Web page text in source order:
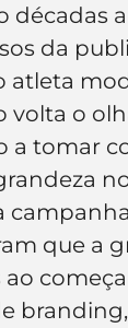
Embalagens
décadas
da
atleta
volta o
a tomar
que a